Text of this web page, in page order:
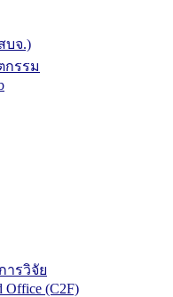
บจ.)
กรรม
รวิจัย
Office (C2F)